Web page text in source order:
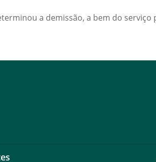
a demissão, a bem do